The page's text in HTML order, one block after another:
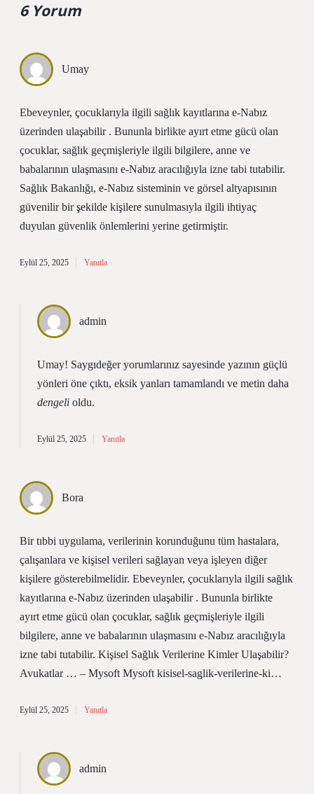
6 Yorum
Umay
Ebeveynler, çocuklarıyla ilgili sağlık kayıtlarına e-Nabız
üzerinden ulaşabilir . Bununla birlikte ayırt etme gücü olan
çocuklar, sağlık geçmişleriyle ilgili bilgilere, anne ve
babalarının ulaşmasını e-Nabız aracılığıyla izne tabi tutabilir.
Sağlık Bakanlığı, e-Nabız sisteminin ve görsel altyapısının
güvenilir bir şekilde kişilere sunulmasıyla ilgili ihtiyaç
duyulan güvenlik önlemlerini yerine getirmiştir.
Eylül 25, 2025 Yanıtla
admin
Umay! Saygıdeğer yorumlarınız sayesinde yazının güçlü
yönleri öne çıktı, eksik yanları tamamlandı ve metin daha
dengeli oldu.
Eylül 25, 2025 Yanıtla
Bora
Bir tıbbi uygulama, verilerinin korunduğunu tüm hastalara,
çalışanlara ve kişisel verileri sağlayan veya işleyen diğer
kişilere gösterebilmelidir. Ebeveynler, çocuklarıyla ilgili sağlık
kayıtlarına e-Nabız üzerinden ulaşabilir . Bununla birlikte
ayırt etme gücü olan çocuklar, sağlık geçmişleriyle ilgili
bilgilere, anne ve babalarının ulaşmasını e-Nabız aracılığıyla
izne tabi tutabilir. Kişisel Sağlık Verilerine Kimler Ulaşabilir?
Avukatlar … – Mysoft Mysoft kisisel-saglik-verilerine-ki…
Eylül 25, 2025 Yanıtla
admin